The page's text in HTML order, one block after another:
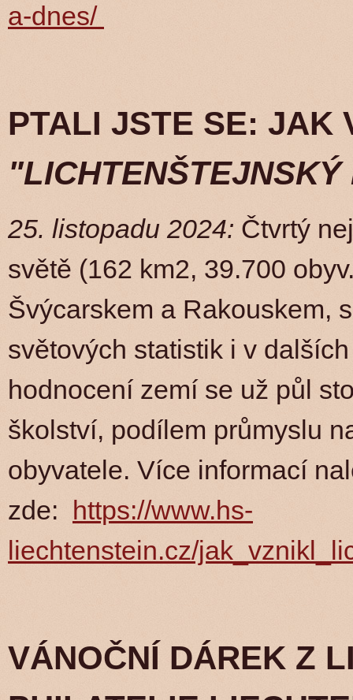
a-dnes/
PTALI JSTE SE: JAK
25. listopadu 2024: Čtvrtý
světě (162 km2, 39.700
Švýcarskem a Rakouskem,
světových statistik i v
hodnocení zemí se už půl
školství, podílem průmyslu
obyvatele. Více informací
zde: https://www.hs-
liechtenstein.cz/
VÁNOČNÍ DÁREK Z